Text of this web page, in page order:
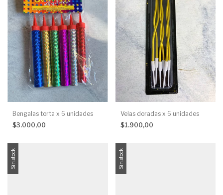
Bengalas torta x 6 unidades
$3.000,00
Velas doradas x 6 unidades
$1.900,00
Sin stock Sin stock